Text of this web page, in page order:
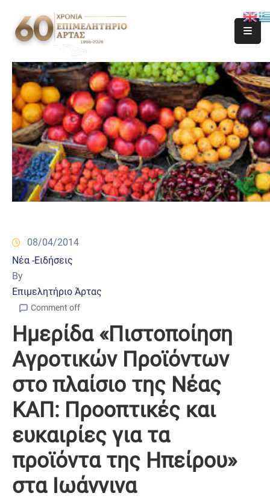
08/04/2014
Νέα -Ειδήσεις
By
Επιμελητήριο Άρτας
Comment off
Ημερίδα «Πιστοποίηση
Αγροτικών Προϊόντων
στο πλαίσιο της Νέας
ΚΑΠ: Προοπτικές και
ευκαιρίες για τα
προϊόντα της Ηπείρου»
στα Ιωάννινα